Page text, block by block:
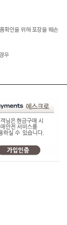
확인을 위해 포장을 훼손
우